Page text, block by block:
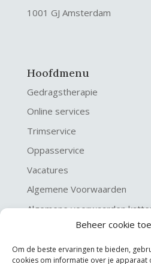
Beheer cookie
Om de beste ervaringen te bieden,
cookies om informatie over je apparaat
1001 GJ Amsterdam
Hoofdmenu
Gedragstherapie
Online services
Trimservice
Oppasservice
Vacatures
Algemene Voorwaarden
Algemene voorwaarden
Privacy verklaring
Disclaimer & Copyright